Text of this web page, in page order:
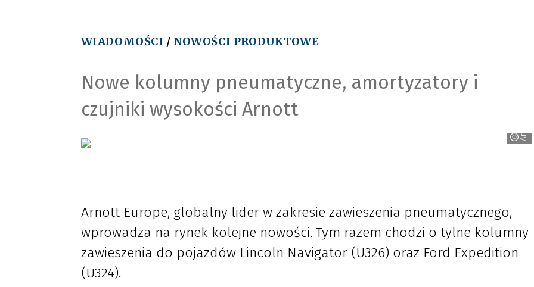
WIADOMOŚCI / NOWOŚCI PRODUKTOWE
Nowe kolumny pneumatyczne, amortyzatory i
czujniki wysokości Arnott
Arnott
Arnott Europe, globalny lider w zakresie zawieszenia pneumatycznego,
wprowadza na rynek kolejne nowości. Tym razem chodzi o tylne kolumny
zawieszenia do pojazdów Lincoln Navigator (U326) oraz Ford Expedition
(U324).